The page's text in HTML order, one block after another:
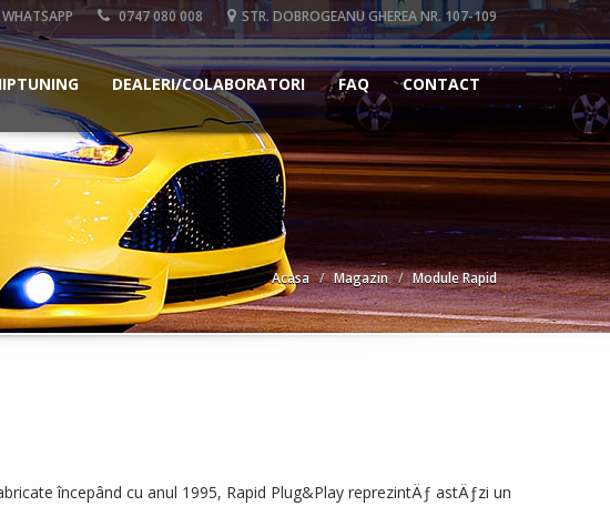
WHATSAPP 0747 080 008 STR. DOBROGEANU GHEREA NR. 107-109
DEALERI/COLABORATORI FAQ CONTACT
Acasa Magazin Module Rapid
începând cu anul 1995, Rapid Plug&Play reprezintÄƒ astÄƒzi un